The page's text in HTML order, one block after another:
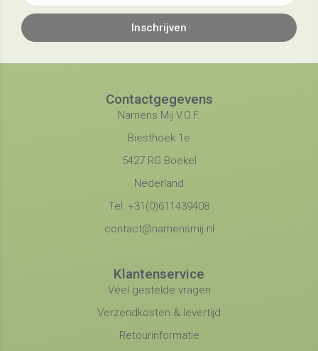
Inschrijven
Contactgegevens
Namens Mij V.O.F.
Biesthoek 1e
5427 RG Boekel
Nederland
Tel: +31(0)611439408
contact@namensmij.nl
Klantenservice
Veel gestelde vragen
Verzendkosten & levertijd
Retourinformatie